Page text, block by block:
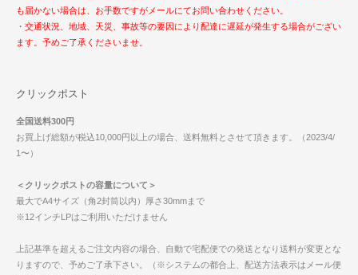
も届かない場合は、お手数ですがメールにてお問い合わせください。
・交通状況、地域、天災、事故等の要因により配達に遅延が発生する場合がござい
ます。予めご了承くださいませ。
クリックポスト
全国送料300円
お買上げ総額が税込10,000円以上の場合、送料無料とさせて頂きます。（2023/4/
1〜）
＜クリックポストの容量について＞
最大でA4サイズ（角2封筒以内）厚さ30mmまで
※12インチLPはご利用いただけません
上記基準を超えるご注文内容の場合、自動で宅配便での発送となり送料が変更とな
りますので、予めご了承下さい。（※システムの都合上、配送方法表示はメール便